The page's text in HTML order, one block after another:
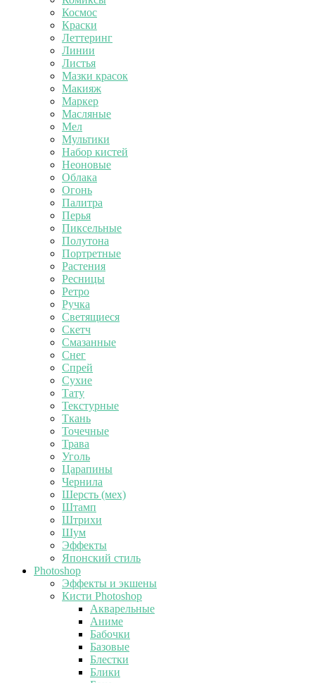
Космос
Краски
Леттеринг
Линии
Листья
Мазки красок
Макияж
Маркер
Масляные
Мел
Мультики
Набор кистей
Неоновые
Облака
Огонь
Палитра
Перья
Пиксельные
Полутона
Портретные
Растения
Ресницы
Ретро
Ручка
Светящиеся
Скетч
Смазанные
Снег
Спрей
Сухие
Тату
Текстурные
Ткань
Точечные
Трава
Уголь
Царапины
Чернила
Шерсть (мех)
Штамп
Штрихи
Шум
Эффекты
Японский стиль
Photoshop
Эффекты и экшены
Кисти Photoshop
Акварельные
Аниме
Бабочки
Базовые
Блестки
Блики